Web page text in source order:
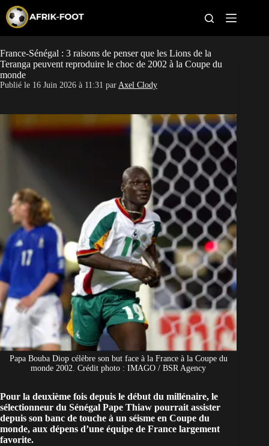
p
t
o
c
o
n
e
CAN féminine
CAN 2027
Pays
Clubs
Classement
Paris sportifs
France-Sénégal : 3 raisons de penser que les Lions de la
Teranga peuvent reproduire le choc de 2002 à la Coupe du
monde
Publié le 16 Juin 2026 à 11:31 par Axel Clody
Papa Bouba Diop célèbre son but face à la France à la Coupe du
monde 2002. Crédit photo : IMAGO / BSR Agency
Pour la deuxième fois depuis le début du millénaire, le
sélectionneur du Sénégal Pape Thiaw pourrait assister
depuis son banc de touche à un séisme en Coupe du
monde, aux dépens d’une équipe de France largement
favorite.